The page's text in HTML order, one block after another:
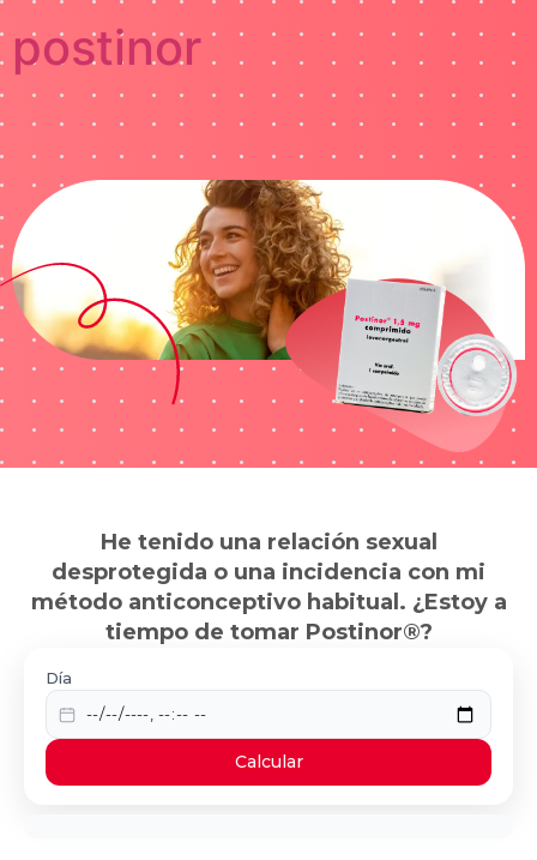
postinor
He tenido una relación sexual
desprotegida o una incidencia con mi
método anticonceptivo habitual. ¿Estoy a
tiempo de tomar Postinor®?
Día
Calcular